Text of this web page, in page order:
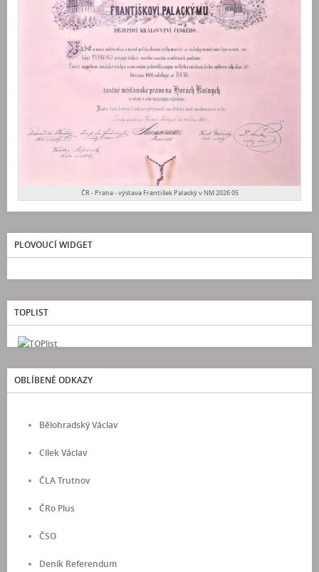
ČR - Praha - výstava František Palacký v NM 2026 05
PLOVOUCÍ WIDGET
TOPLIST
OBLÍBENÉ ODKAZY
Bělohradský Václav
Cílek Václav
ČLA Trutnov
ČRo Plus
ČSO
Deník Referendum